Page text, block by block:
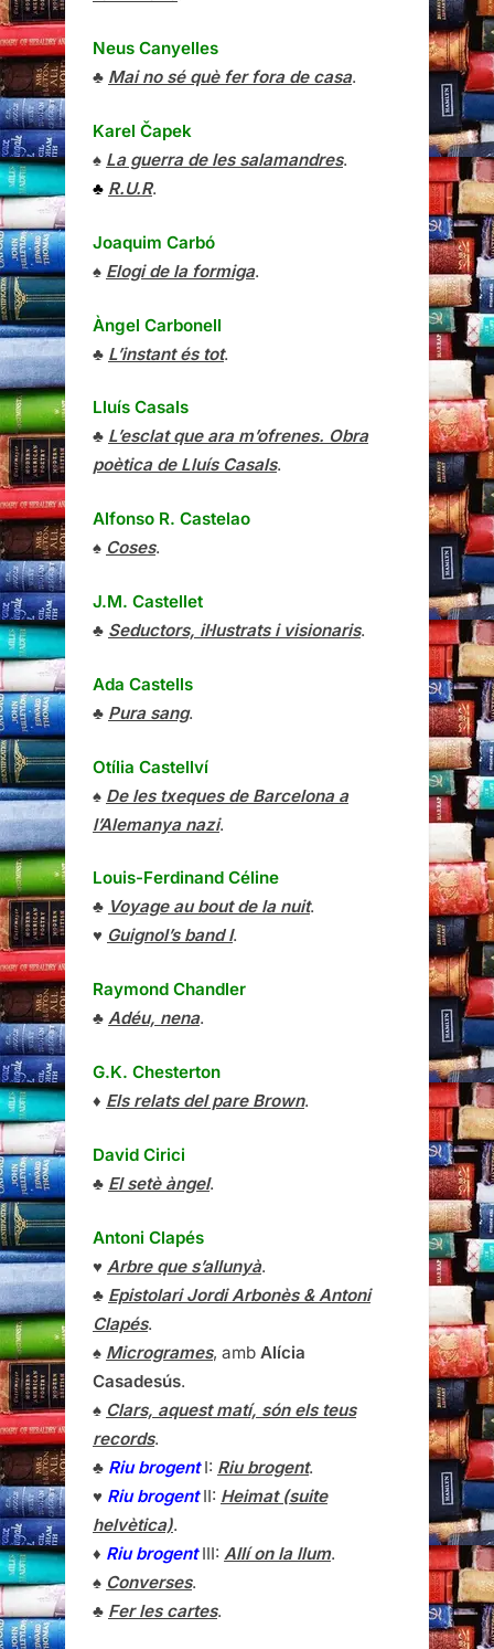
Neus Canyelles
♣ Mai no sé què fer fora de casa.
Karel Čapek
♠ La guerra de les salamandres.
♣ R.U.R.
Joaquim Carbó
♠ Elogi de la formiga.
Àngel Carbonell
♣ L’instant és tot.
Lluís Casals
♣ L’esclat que ara m’ofrenes. Obra
poètica de Lluís Casals.
Alfonso R. Castelao
♠ Coses.
J.M. Castellet
♣ Seductors, il·lustrats i visionaris.
Ada Castells
♣ Pura sang.
Otília Castellví
♠ De les txeques de Barcelona a
l’Alemanya nazi.
Louis-Ferdinand Céline
♣ Voyage au bout de la nuit.
♥ Guignol’s band I.
Raymond Chandler
♣ Adéu, nena.
G.K. Chesterton
♦ Els relats del pare Brown.
David Cirici
♣ El setè àngel.
Antoni Clapés
♥ Arbre que s’allunyà.
♣ Epistolari Jordi Arbonès & Antoni
Clapés.
♠ Microgrames, amb Alícia
Casadesús.
♠ Clars, aquest matí, són els teus
records.
♣ Riu brogentI: Riu brogent.
♥ Riu brogentII: Heimat (suite
helvètica).
♦ Riu brogentIII: Allí on la llum.
♠ Converses.
♣ Fer les cartes.